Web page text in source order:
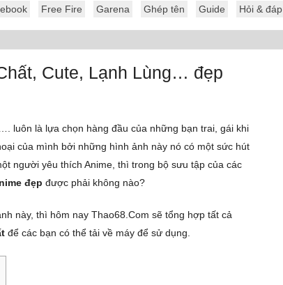
Free Fire Garena Ghép tên Guide Hỏi & đáp
Cute, Lạnh Lùng… đẹp
…. luôn là lựa chọn hàng đầu của những bạn trai, gái khi
của mình bởi những hình ảnh này nó có một sức hút
người yêu thích Anime, thì trong bộ sưu tập của các
đẹp được phải không nào?
này, thì hôm nay Thao68.Com sẽ tổng hợp tất cả
để các bạn có thể tải về máy để sử dụng.